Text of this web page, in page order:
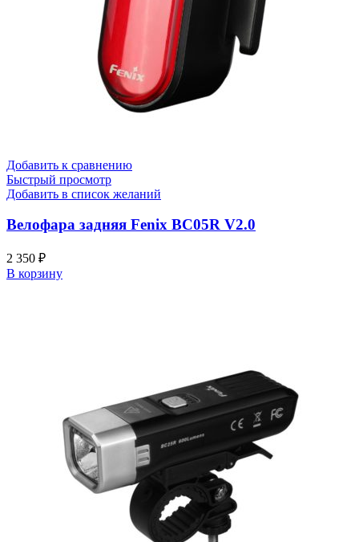
Добавить к сравнению
Быстрый просмотр
Добавить в список желаний
Велофара задняя Fenix BC05R V2.0
2 350 ₽
В корзину